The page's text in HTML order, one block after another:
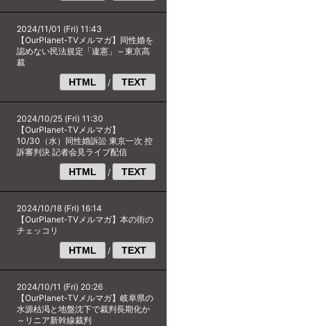
2024/11/01 (Fri) 11:43
【OurPlanet-TVメルマガ】同性婚を
認めない民法規定「違憲」～東京高
裁
HTML / TEXT
2024/10/25 (Fri) 11:30
【OurPlanet-TVメルマガ】
10/30（水）同性婚訴訟 東京一次 控
訴審判決 記者会見ライブ配信
HTML / TEXT
2024/10/18 (Fri) 16:14
【OurPlanet-TVメルマガ】本の街の
チェッコリ
HTML / TEXT
2024/10/11 (Fri) 20:26
【OurPlanet-TVメルマガ】岐阜県の
水源枯渇と地盤沈下で裁判長期化か
～リニア新幹線裁判